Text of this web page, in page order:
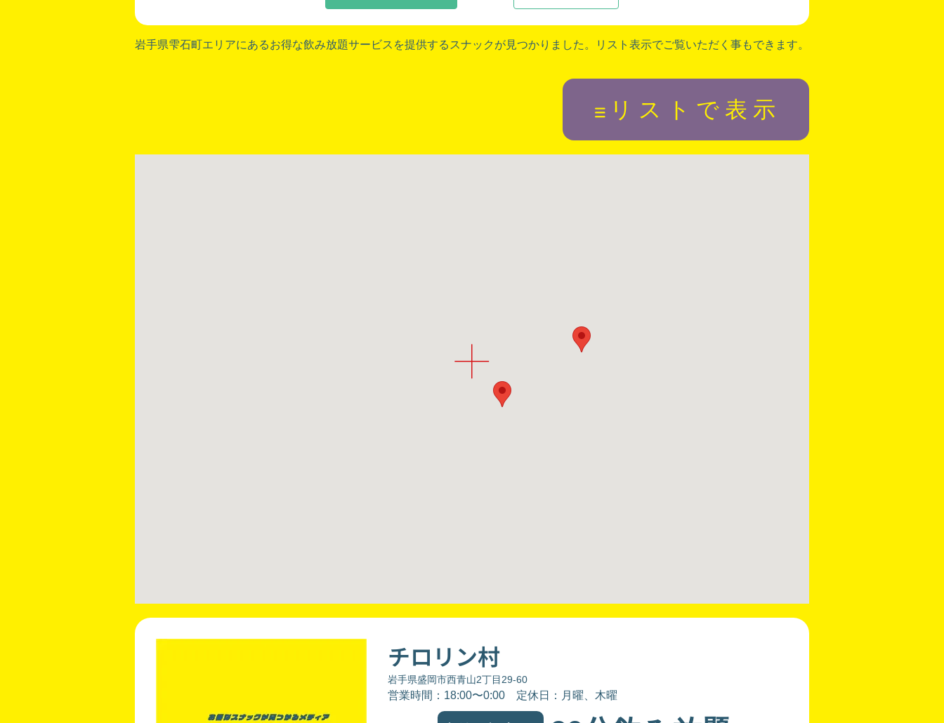
岩手県雫石町エリアにあるお得な飲み放題サービスを提供するスナックが見つかりました。リスト表示でご覧いただく事もできます。
リストで表示
チロリン村
岩手県盛岡市西青山2丁目29-60
営業時間：18:00〜0:00 定休日：月曜、木曜